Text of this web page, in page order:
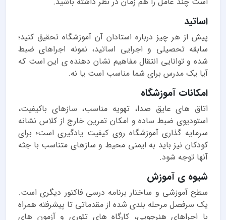
اساتید
پیش از هر چیز درباره استادان آن آموزشگاه تحقیق کنید؛
سابقه تحصیلی و اجرایی اساتید، نمونه اجراهای ضبط
شده و توانایی انتقال مفاهیم نشان دهنده ی این است که
آیا یک مدرس برای شما مناسب است یا نه.
امکانات آموزشگاه
اتاق های عایق صدا، تهویه مناسب، سازهای باکیفیت،
استودیوی ضبط ساده و امکان تمرین خارج از کلاس نشانه
سرمایه گذاری آموزشگاه روی کیفیت یادگیری است؛ برای
کودکان نیز باید به ایمنی محیط و سازهای متناسب با جثه
آنها توجه شود.
شیوه ی آموزش
سطح آموزشی و ساختار برنامه درسی فاکتور دیگری است.
یک سرفصل مرحله بندی شده از مقدماتی تا پیشرفته همراه
با اجراهای هنرجویی، کارگاه های تئوری و آزمون های